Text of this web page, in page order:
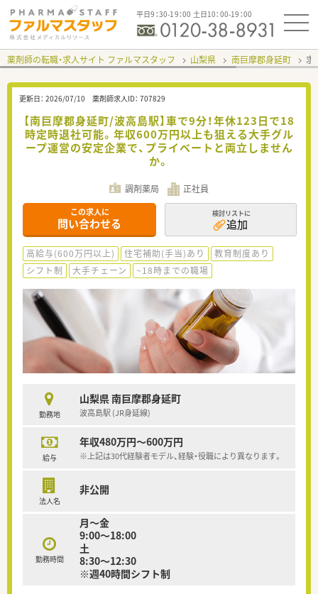
平日9：30-19：00 土日10：00-19：00
薬剤師の転職・求人サイト ファルマスタッフ 山梨県 南巨摩郡身延町 求
更新日： 2026/07/10 薬剤師求人ID： 707829
【南巨摩郡身延町/波高島駅】車で9分！年休123日で18
時定時退社可能。年収600万円以上も狙える大手グル
ープ運営の安定企業で、プライベートと両立しません
か。
調剤薬局 正社員
この求人に
問い合わせる
検討リストに
追加
高給与(600万円以上) 住宅補助(手当)あり
教育制度あり
シフト制
大手チェーン ~18時までの職場
勤務地
山梨県 南巨摩郡身延町
波高島駅 (JR身延線)
給与
年収480万円～600万円
※上記は30代経験者モデル、経験・役職により異なります。
法人名
非公開
勤務時間
月～金
9:00～18:00
土
8:30～12:30
※週40時間シフト制